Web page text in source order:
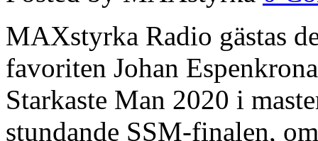
MAXstyrka Radio gästas
favoriten Johan
Starkaste Man 2020 i
stundande SSM-finalen,